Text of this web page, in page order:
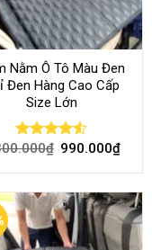
Nằm Ô Tô Màu Đen
Đen Hàng Cao Cấp
Size Lớn
Rated 4.54
₫ 990.000₫